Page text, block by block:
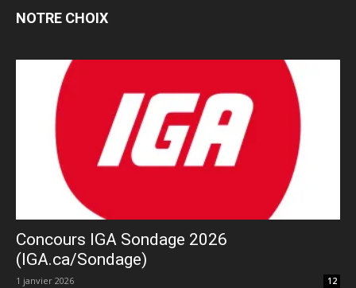
NOTRE CHOIX
Concours IGA Sondage 2026
(IGA.ca/Sondage)
1 janvier 2026 12